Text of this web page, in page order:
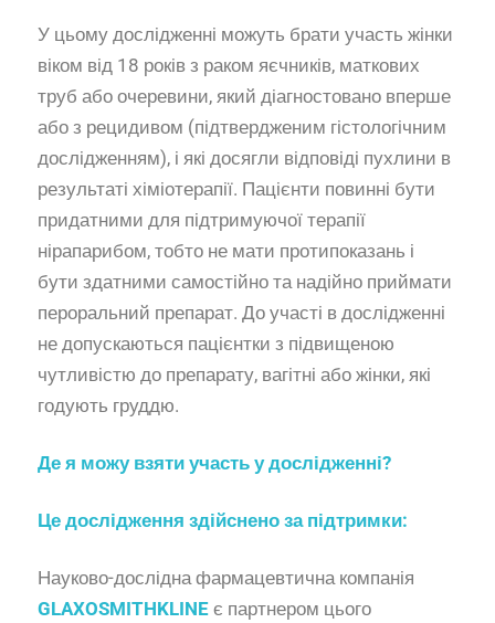
У цьому дослідженні можуть брати участь жінки
віком від 18 років з раком яєчників, маткових
труб або очеревини, який діагностовано вперше
або з рецидивом (підтвердженим гістологічним
дослідженням), і які досягли відповіді пухлини в
результаті хіміотерапії. Пацієнти повинні бути
придатними для підтримуючої терапії
нірапарибом, тобто не мати протипоказань і
бути здатними самостійно та надійно приймати
пероральний препарат. До участі в дослідженні
не допускаються пацієнтки з підвищеною
чутливістю до препарату, вагітні або жінки, які
годують груддю.
Де я можу взяти участь у дослідженні?
Це дослідження здійснено за підтримки:
Науково-дослідна фармацевтична компанія
GLAXOSMITHKLINE є партнером цього